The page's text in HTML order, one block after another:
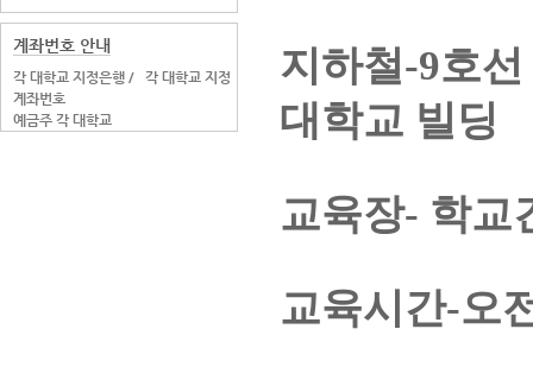
계좌번호 안내
각 대학교 지정은행 /
각 대학교 지정
계좌번호
예금주 각 대학교
지하철-9호
대학교 빌딩
교육장- 학교
교육시간-오